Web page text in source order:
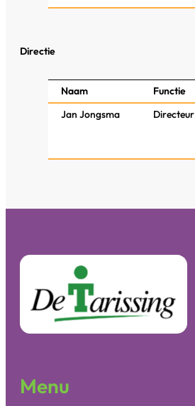
Directie
Naam Functie
Jan Jongsma
Directeur
Menu